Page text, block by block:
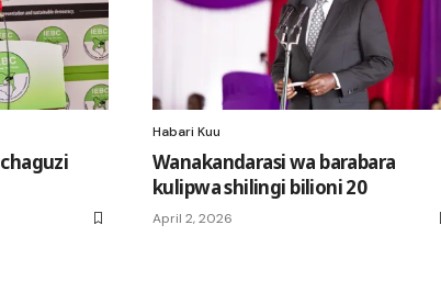
Habari Kuu
Wanakandarasi wa barabara
kulipwa shilingi bilioni 20
April 2, 2026